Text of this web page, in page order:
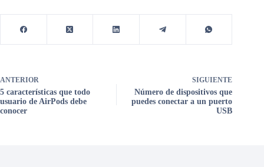
ANTERIOR
5 características que todo
usuario de AirPods debe
conocer
SIGUIENTE
Número de dispositivos que
puedes conectar a un puerto
USB